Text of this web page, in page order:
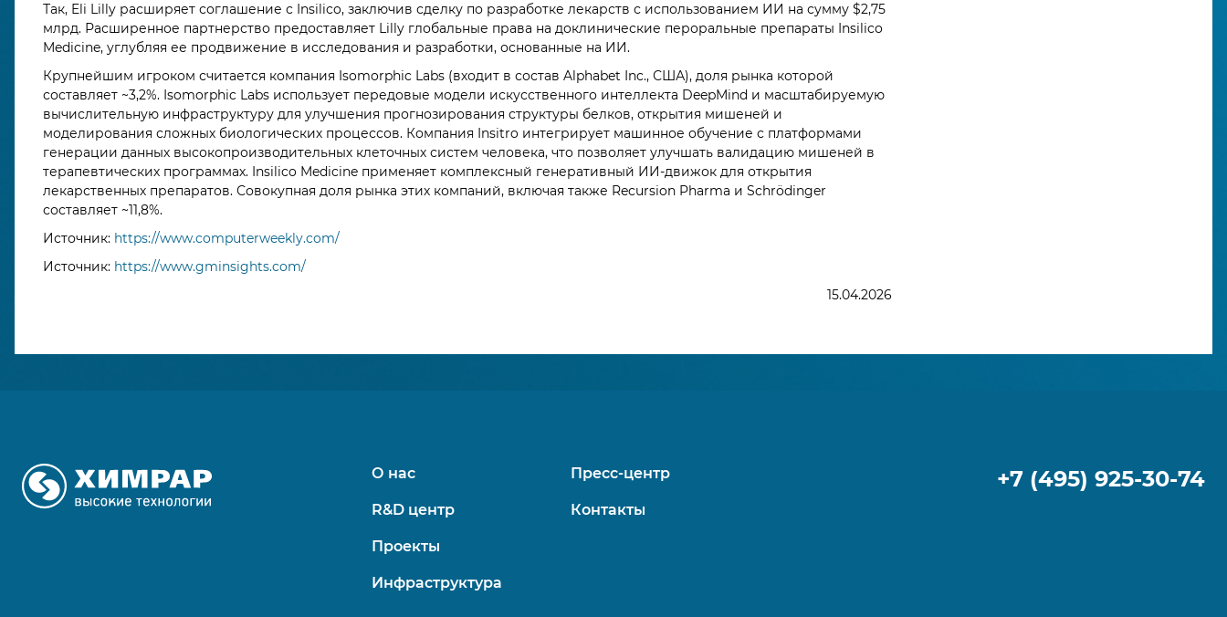
Так, Eli Lilly расширяет соглашение с Insilico, заключив сделку по разработке лекарств с использованием ИИ на сумму $2,75
млрд. Расширенное партнерство предоставляет Lilly глобальные права на доклинические пероральные препараты Insilico
Medicine, углубляя ее продвижение в исследования и разработки, основанные на ИИ.
Крупнейшим игроком считается компания Isomorphic Labs (входит в состав Alphabet Inc., США), доля рынка которой
составляет ~3,2%. Isomorphic Labs использует передовые модели искусственного интеллекта DeepMind и масштабируемую
вычислительную инфраструктуру для улучшения прогнозирования структуры белков, открытия мишеней и
моделирования сложных биологических процессов. Компания Insitro интегрирует машинное обучение с платформами
генерации данных высокопроизводительных клеточных систем человека, что позволяет улучшать валидацию мишеней в
терапевтических программах. Insilico Medicine применяет комплексный генеративный ИИ-движок для открытия
лекарственных препаратов. Совокупная доля рынка этих компаний, включая также Recursion Pharma и Schrödinger
составляет ~11,8%.
Источник: https://www.computerweekly.com/
Источник: https://www.gminsights.com/
15.04.2026
О нас
R&D центр
Проекты
Инфраструктура
Пресс-центр
Контакты
+7 (495) 925-30-74